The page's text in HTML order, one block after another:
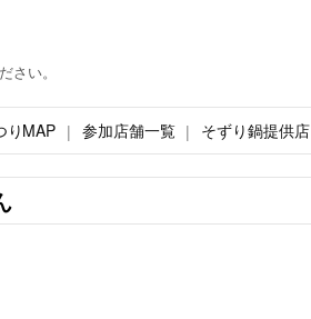
さい。
りMAP 参加店舗一覧 そずり鍋提供店